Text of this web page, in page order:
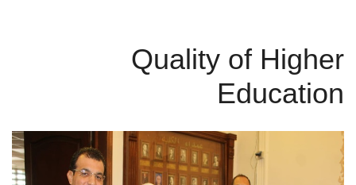
الإعلام
Quality of Higher
Education